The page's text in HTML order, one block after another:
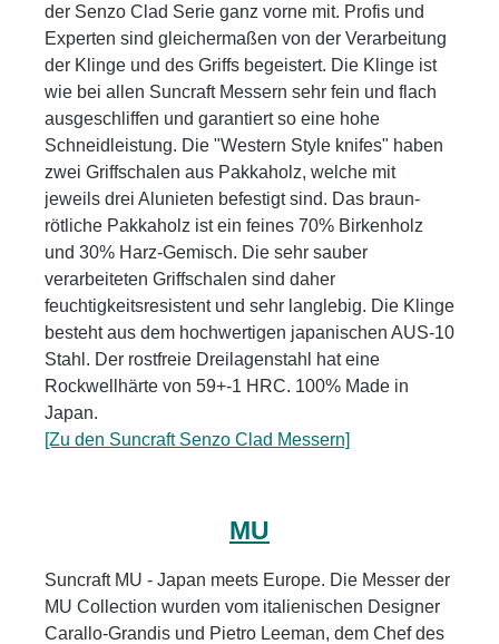
der Senzo Clad Serie ganz vorne mit. Profis und
Experten sind gleichermaßen von der Verarbeitung
der Klinge und des Griffs begeistert. Die Klinge ist
wie bei allen Suncraft Messern sehr fein und flach
ausgeschliffen und garantiert so eine hohe
Schneidleistung. Die "Western Style knifes" haben
zwei Griffschalen aus Pakkaholz, welche mit
jeweils drei Alunieten befestigt sind. Das braun-
rötliche Pakkaholz ist ein feines 70% Birkenholz
und 30% Harz-Gemisch. Die sehr sauber
verarbeiteten Griffschalen sind daher
feuchtigkeitsresistent und sehr langlebig. Die Klinge
besteht aus dem hochwertigen japanischen AUS-10
Stahl. Der rostfreie Dreilagenstahl hat eine
Rockwellhärte von 59+-1 HRC. 100% Made in
Japan.
[Zu den Suncraft Senzo Clad Messern]
MU
Suncraft MU - Japan meets Europe. Die Messer der
MU Collection wurden vom italienischen Designer
Carallo-Grandis und Pietro Leeman, dem Chef des